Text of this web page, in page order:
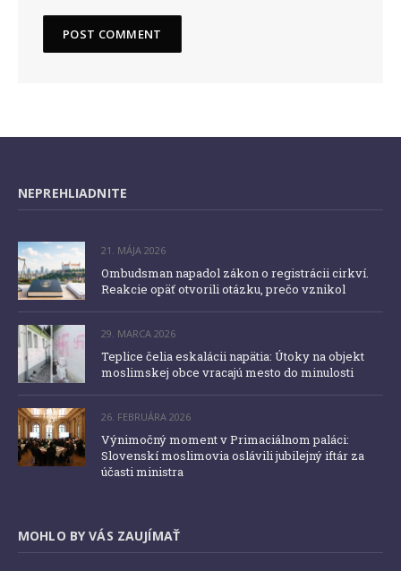
NEPREHLIADNITE
21. MÁJA 2026
Ombudsman napadol zákon o registrácii cirkví.
Reakcie opäť otvorili otázku, prečo vznikol
29. MARCA 2026
Teplice čelia eskalácii napätia: Útoky na objekt
moslimskej obce vracajú mesto do minulosti
26. FEBRUÁRA 2026
Výnimočný moment v Primaciálnom paláci:
Slovenskí moslimovia oslávili jubilejný iftár za
účasti ministra
MOHLO BY VÁS ZAUJÍMAŤ